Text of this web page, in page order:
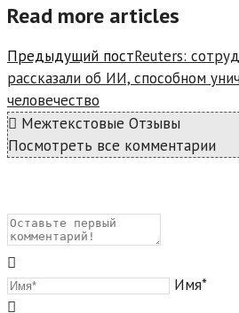
Read more articles
Предыдущий постReuters:
рассказали об ИИ, способном
человечество
Межтекстовые Отзывы
Посмотреть все комментарии
Имя*